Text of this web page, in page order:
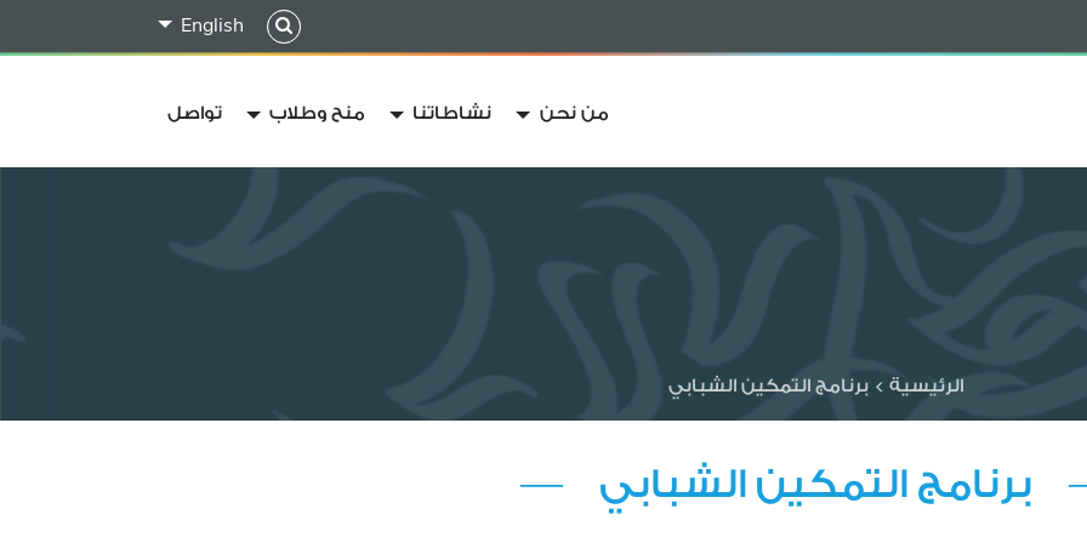
English
من نحن نشاطاتنا منح وطلاب تواصل
الرئيسية >برنامج التمكين الشبابي
برنامج التمكين الشبابي —